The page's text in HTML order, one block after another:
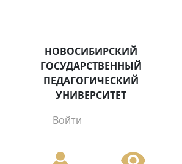
НОВОСИБИРСКИЙ
ГОСУДАРСТВЕННЫЙ
ПЕДАГОГИЧЕСКИЙ
УНИВЕРСИТЕТ
Войти